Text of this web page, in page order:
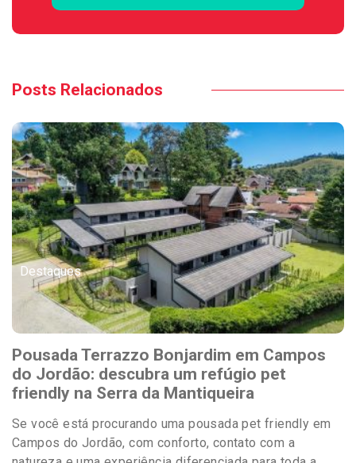
Posts Relacionados
Destaques
Pousada Terrazzo Bonjardim em Campos
do Jordão: descubra um refúgio pet
friendly na Serra da Mantiqueira
Se você está procurando uma pousada pet friendly em
Campos do Jordão, com conforto, contato com a